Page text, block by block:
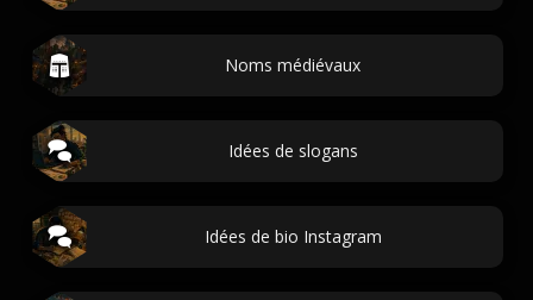
Noms médiévaux
Idées de slogans
Idées de bio Instagram